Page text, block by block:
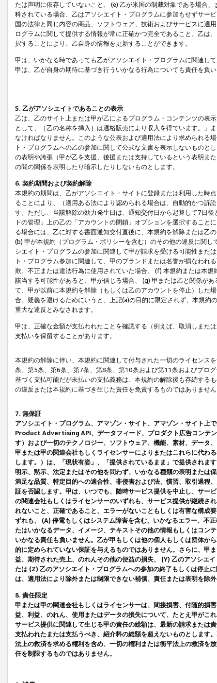
たは声明に依存していないこと、 (e) 乙が米国の制裁対象である場合
科されている場合、乙はアソシエイト・プログラムに参加もせずサー
国の法律と同じ内容の商品、ソフトウェア、技術およびサービスに適
ログラムに関して提供する情報が常に正確かつ完全であること。乙は
択することにより、乙自身の情報を更新することができます。
甲は、いかなる時であっても乙がアソシエイト・プログラムに関連し
甲は、乙が自身の期待に基づき行ういかなる行為についても責任を負
5. 乙がアソシエイトであることの表示
乙は、乙のサイト上または甲が乙によるプログラム・コンテンツの表
として、［乙の名称を挿入］は適格販売により収入を得ています。」
なければなりません。このような公表および適用法により求められる
ト・プログラムへの乙の参加に関して公式な文書を表示しないもの
の表明や誇張（甲が乙を支援、後援または支持しているという表明ま
の間の関係を表明したり暗示したりしないものとします。
6. 契約期間および契約解除
本規約の期間は、乙がアソシエイト・サイトに登録または利用した時
ることにより、（適用ある法により認められる場合は、自動的かつ訴
す。ただし、当該解除の効力発生日は、通知交付日から起算して7日
トの管理」上の乙の「アカウントの閉鎖」オプションを選択するこ
る場合には、乙に対する書面通知交付直後に、本規約を解除または乙
(b) 甲が本規約（プログラム・ポリシーを含む）のその他の違反に関
シエイト・プログラムの参加に関連して甲が請求を受ける可能性また
ト・プログラム参加に関連して、甲のブランドまたは名誉が損なわれ
欺、不正または違法行為に使用されていた場合、 (f) 本規約または本
該当する可能性があると、甲が信じる場合、 (g) 甲または乙と関係が
て、甲が以前に本規約を解除（もしくは乙のアカウントを停止）した
合。疑義を避けるためにいうと、上記(a)の目的に限定されず、本規
重大な違反とみなされます。
甲は、正確な金額が支払われたことを確認する（例えば、取消しまた
支払いを保留することがあります。
本規約の解除に伴い、本規約に関連して付与された一切のライセンス
条、第5条、第6条、第7条、第8条、第10条および第11条およびプロ
基づく支払可能だが未払いの支払義務は、本規約の解除後も存続する
の違反または本規約に基づき生じた責任を免責するものではありませ
7. 無保証
アソシエイト・プログラム、アマゾン・サイト、アマゾン・サイト上
Product Advertising API、データフィード、プロダクト広告コンテ
す）および一切のテクノロジー、ソフトウェア、機能、素材、データ
甲または甲の関連会社もしくライセンサーによりまたはこれらに代わ
します。）は、「現状有姿」、「提供されているまま」で提供されま
明示、黙示、法定またはその他を問わず、いかなる種類の表明または
満足な品質、特定目的への適合性、非侵害および法、慣習、取引過程
証を否認します。甲は、いつでも、随時サービス提供を中止し、サー
の関連会社もしくはライセンサーのいずれも、サービス提供が継続さ
れないこと、正確であること、エラーがないこともしくは有害な構成
ずれも、 (A) 停電もしくはシステム障害を含む、いかなるエラー、不
たはいかなるデータ、イメージ、テキストその他の情報もしくはコン
いかなる責任も負いません。乙が甲もしくは他の個人もしくは団体か
的に定められていない保証を与えるものではありません。さらに、甲
益、期待された売上、のれんその他の便益の損失、 (Y) 乙のアソシエ
たは (Z) 乙のアソシエイト・プログラムへの参加の終了もしくは停止
は、適用法により除外または制限できない補償、責任または表明を除
8. 責任限定
甲または甲の関連会社もしくはライセンサーは、間接損害、付随的損
益、利益、のれん、使用またはデータの損失について、たとえ甲がこ
サービス提供に関連して生じる甲の責任の総額は、最新の請求または
支払われたまたは支払うべき、紹介料の総額を超えないものとします
法上の救済を求める権利を含め、一切の権利または衡平法上の救済を
任を制限するものではありません。